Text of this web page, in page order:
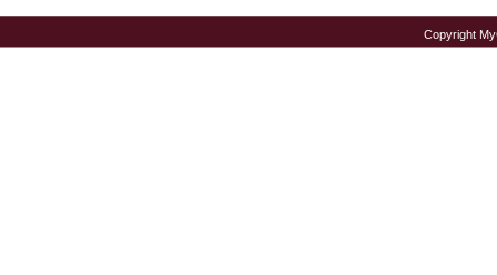
Copyright